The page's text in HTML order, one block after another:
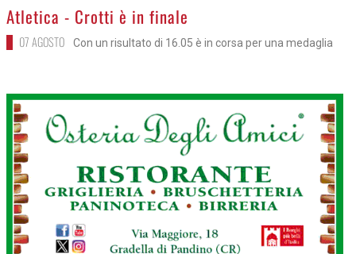
>
Atletica - Crotti è in finale
07 AGOSTO Con un risultato di 16.05 è in corsa per una medaglia